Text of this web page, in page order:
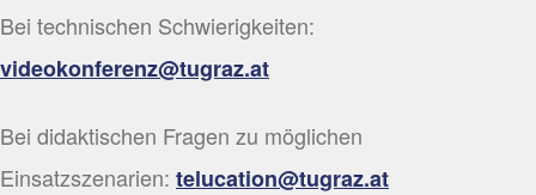
Bei technischen Schwierigkeiten:
videokonferenz@tugraz.at
Bei didaktischen Fragen zu möglichen
Einsatzszenarien: telucation@tugraz.at